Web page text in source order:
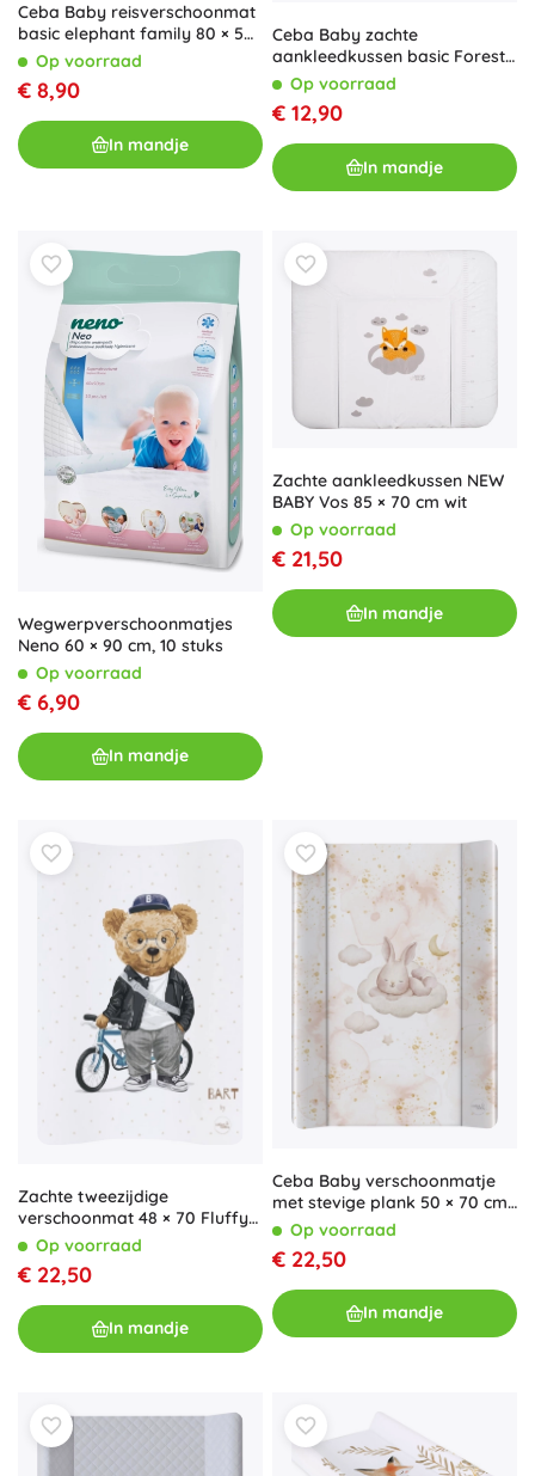
Ceba Baby reisverschoonmat
basic elephant family 80 × 50
cmOp voorraad
€ 8,90
In mandje
Ceba Baby zachte
aankleedkussen basic Forest
Friends 50 × 70 cm
Op voorraad
€ 12,90
In mandje
Wegwerpverschoonmatjes
Neno 60 × 90 cm, 10 stuks
Op voorraad
€ 6,90
In mandje
Zachte aankleedkussen NEW
BABY Vos 85 × 70 cm wit
Op voorraad
€ 21,50
In mandje
Zachte tweezijdige
verschoonmat 48 × 70 Fluffy
Puffy beertje
Op voorraad
€ 22,50
In mandje
Ceba Baby verschoonmatje
met stevige plank 50 × 70 cm
Ultra Light Birthday Bunny
Op voorraad
€ 22,50
In mandje